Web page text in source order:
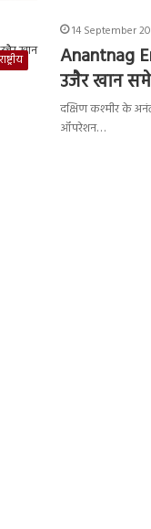
राष्ट्रीय
14 September
Anantnag
उजैर खान
दक्षिण कश्मीर के
ऑपरेशन…